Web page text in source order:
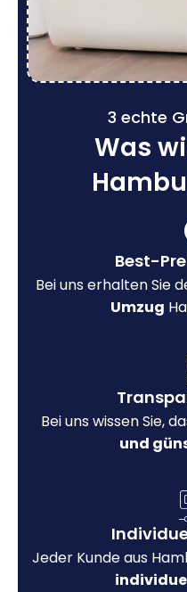
3 echte
Was
Best-
Bei uns erhalten Sie
Umzug
Bei uns wissen Sie,
und
Jeder Kunde aus